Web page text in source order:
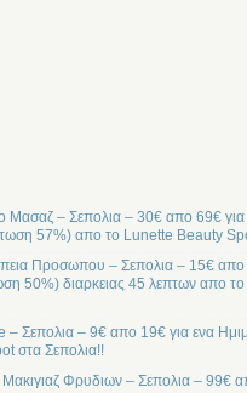
– Σεπολια – 30€ απο 69€ για
57%) απο το Lunette Beauty
Προσωπου – Σεπολια – 15€ απο
50%) διαρκειας 45 λεπτων απο
Σεπολια – 9€ απο 19€ για ενα
στα Σεπολια!!
Φρυδιων – Σεπολια – 99€